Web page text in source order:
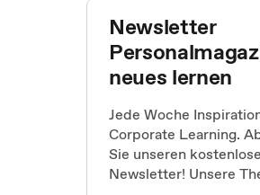
Newsletter
neues lernen
Jede Woche
Corporate Learning.
Sie unseren
Newsletter! Unsere